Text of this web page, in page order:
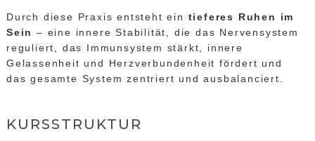
Durch diese Praxis entsteht ein tieferes Ruhen im
Sein – eine innere Stabilität, die das Nervensystem
reguliert, das Immunsystem stärkt, innere
Gelassenheit und Herzverbundenheit fördert und
das gesamte System zentriert und ausbalanciert.
KURSSTRUKTUR